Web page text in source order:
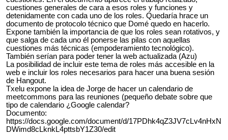
cuestiones generales de cara a esos roles y funciones y
detenidamente con cada uno de los roles. Quedaría hrace un
documento de protocolo técnico que Domé quedo en hacerlo.
Expone también la importancia de que los roles sean rotativos, y
que salga de cada uno él ponerse las pilas con aquellas
cuestiones más técnicas (empoderamiento tecnológico).
También serían para poder tener la web actualizada (Azu)
La posibilidad de incluir este tema de roles más accesible en la
web e incluir los roles necesarios para hacer una buena sesión
de Hangout.
Txelu expone la idea de Jorge de hacer un calendario de
meetcommons para las reuniones (pequeño debate sobre que
tipo de calendario ¿Google calendar?
Documento:
https://docs.google.com/document/d/17PDhk4qZ3JV7cLv4nHxN
DWimd8cLknkL4pttsbY1Z30/edit